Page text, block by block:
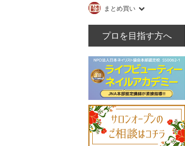
まとめ買い
プロを目指す方へ